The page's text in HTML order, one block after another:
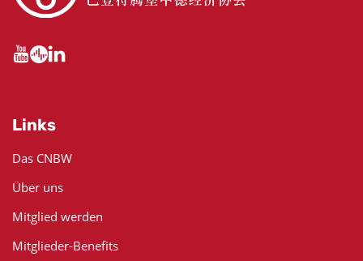
Links
Das CNBW
Über uns
Mitglied werden
Mitglieder-Benefits